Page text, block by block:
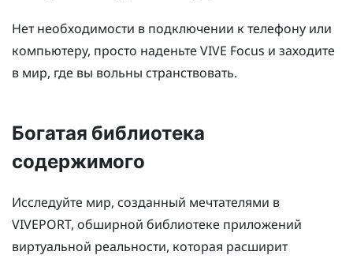
Нет необходимости в подключении к телефону или
компьютеру, просто наденьте VIVE Focus и заходите
в мир, где вы вольны странствовать.
Богатая библиотека
содержимого
Исследуйте мир, созданный мечтателями в
VIVEPORT, обширной библиотеке приложений
виртуальной реальности, которая расширит